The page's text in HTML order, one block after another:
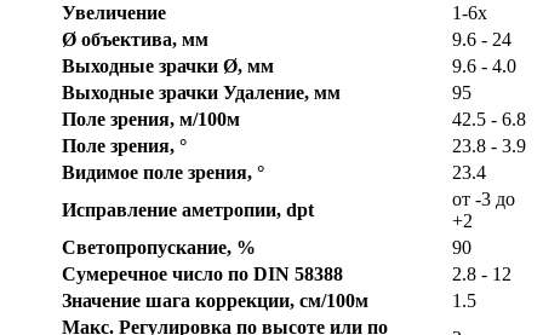
Увеличение
1-6x
Ø объектива, мм
9.6 - 24
Bыходные зрачки Ø, мм
9.6 - 4.0
Выходные зрачки Удаление, мм
95
Поле зрения, м/100м
42.5 - 6.8
Поле зрения, °
23.8 - 3.9
Видимое поле зрения, °
23.4
Исправление аметропии, dpt
от -3 до
+2
Светопропускание, %
90
Сумеречное число по DIN 58388
2.8 - 12
Значение шага коррекции, см/100м
1.5
Макс. Регулировка по высоте или по